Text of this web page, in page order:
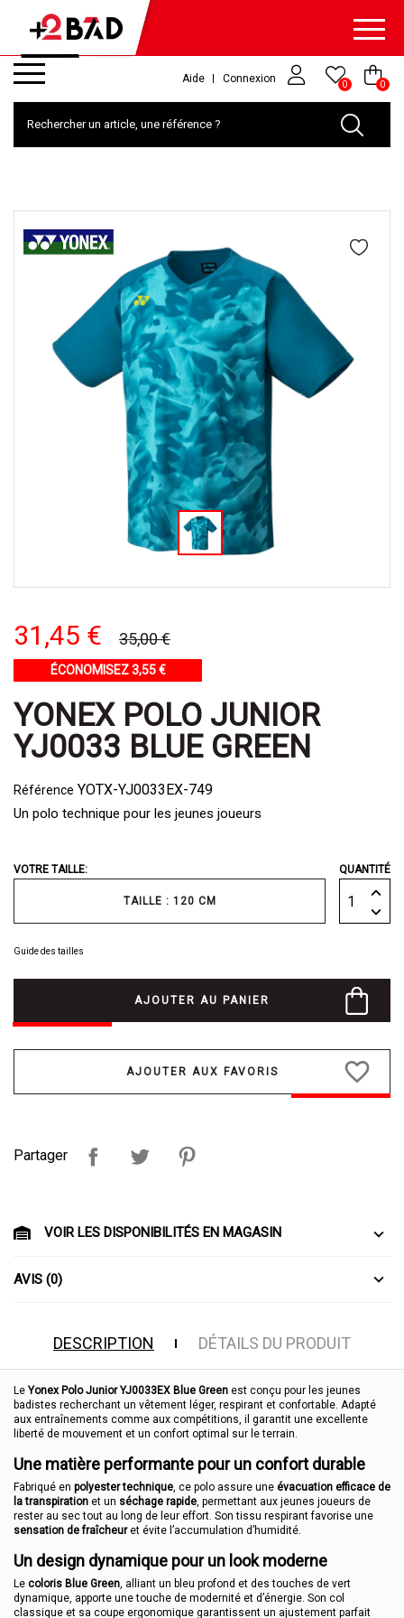
Aide Connexion 0 0
31,45 € 35,00 €
ÉCONOMISEZ 3,55 €
YONEX POLO JUNIOR
YJ0033 BLUE GREEN
Référence YOTX-YJ0033EX-749
Un polo technique pour les jeunes joueurs
VOTRE TAILLE:
TAILLE : 120 CM
QUANTITÉ
Guide des tailles
AJOUTER AU PANIER
favorite_border
Partager
VOIR LES DISPONIBILITÉS EN MAGASIN
AVIS (0)
DESCRIPTION DÉTAILS DU PRODUIT
Le Yonex Polo Junior YJ0033EX Blue Green est conçu pour les jeunes
badistes recherchant un vêtement léger, respirant et confortable. Adapté
aux entraînements comme aux compétitions, il garantit une excellente
liberté de mouvement et un confort optimal sur le terrain.
Une matière performante pour un confort durable
Fabriqué en polyester technique, ce polo assure une évacuation efficace de
la transpiration et un séchage rapide, permettant aux jeunes joueurs de
rester au sec tout au long de leur effort. Son tissu respirant favorise une
sensation de fraîcheuret évite l’accumulation d’humidité.
Un design dynamique pour un look moderne
Le coloris Blue Green, alliant un bleu profond et des touches de vert
dynamique, apporte une touche de modernité et d’énergie. Son col
classique et sa coupe ergonomique garantissent un ajustement parfait